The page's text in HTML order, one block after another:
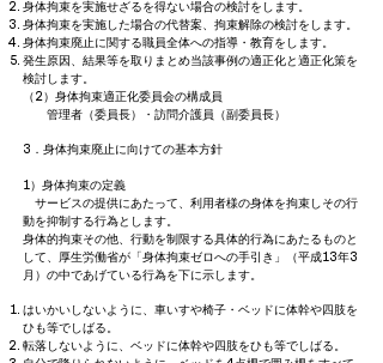
身体拘束を実施せざるを得ない場合の検討をします。
身体拘束を実施した場合の代替案、拘束解除の検討をします。
身体拘束廃止に関する職員全体への指導・教育をします。
発生原因、結果等を取りまとめ当該事例の適正化と適正化策を
検討します。
（2）身体拘束適正化委員会の構成員
管理者（委員長）・訪問介護員（副委員長）
3．身体拘束廃止に向けての基本方針
1）身体拘束の定義
サービスの提供にあたって、利用者様の身体を拘束しその行
動を抑制する行為とします。
身体的拘束その他、行動を制限する具体的行為にあたるものと
して、厚生労働省が「身体拘束ゼロへの手引き」（平成13年3
月）の中であげている行為を下に示します。
はいかいしないように、車いすや椅子・ベッドに体幹や四肢を
ひも等でしばる。
転落しないように、ベッドに体幹や四肢をひも等でしばる。